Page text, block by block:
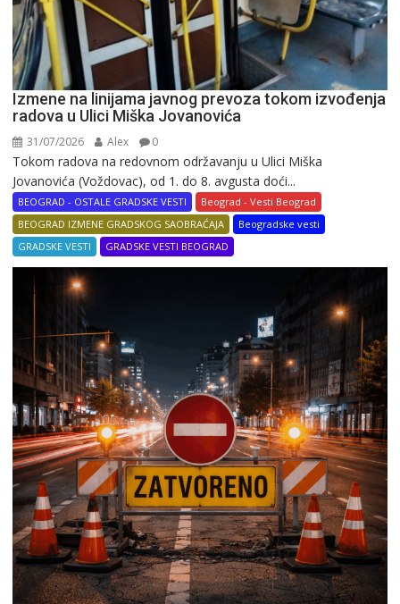
Izmene na linijama javnog prevoza tokom izvođenja
radova u Ulici Miška Jovanovića
31/07/2026 Alex 0
Tokom radova na redovnom održavanju u Ulici Miška
Jovanovića (Voždovac), od 1. do 8. avgusta doći...
BEOGRAD - OSTALE GRADSKE VESTI
Beograd - Vesti Beograd
BEOGRAD IZMENE GRADSKOG SAOBRAĆAJA
Beogradske vesti
GRADSKE VESTI
GRADSKE VESTI BEOGRAD